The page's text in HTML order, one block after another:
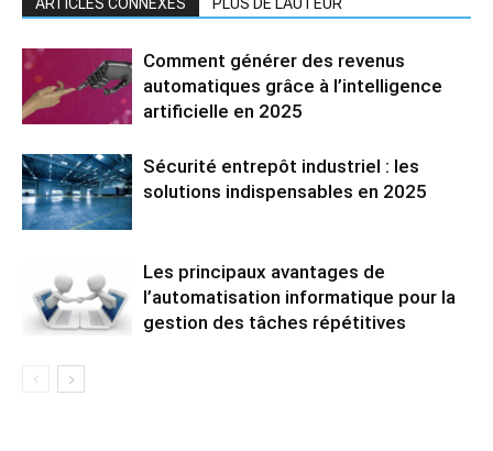
ARTICLES CONNEXES PLUS DE L'AUTEUR
Comment générer des revenus
automatiques grâce à l’intelligence
artificielle en 2025
Sécurité entrepôt industriel : les
solutions indispensables en 2025
Les principaux avantages de
l’automatisation informatique pour la
gestion des tâches répétitives